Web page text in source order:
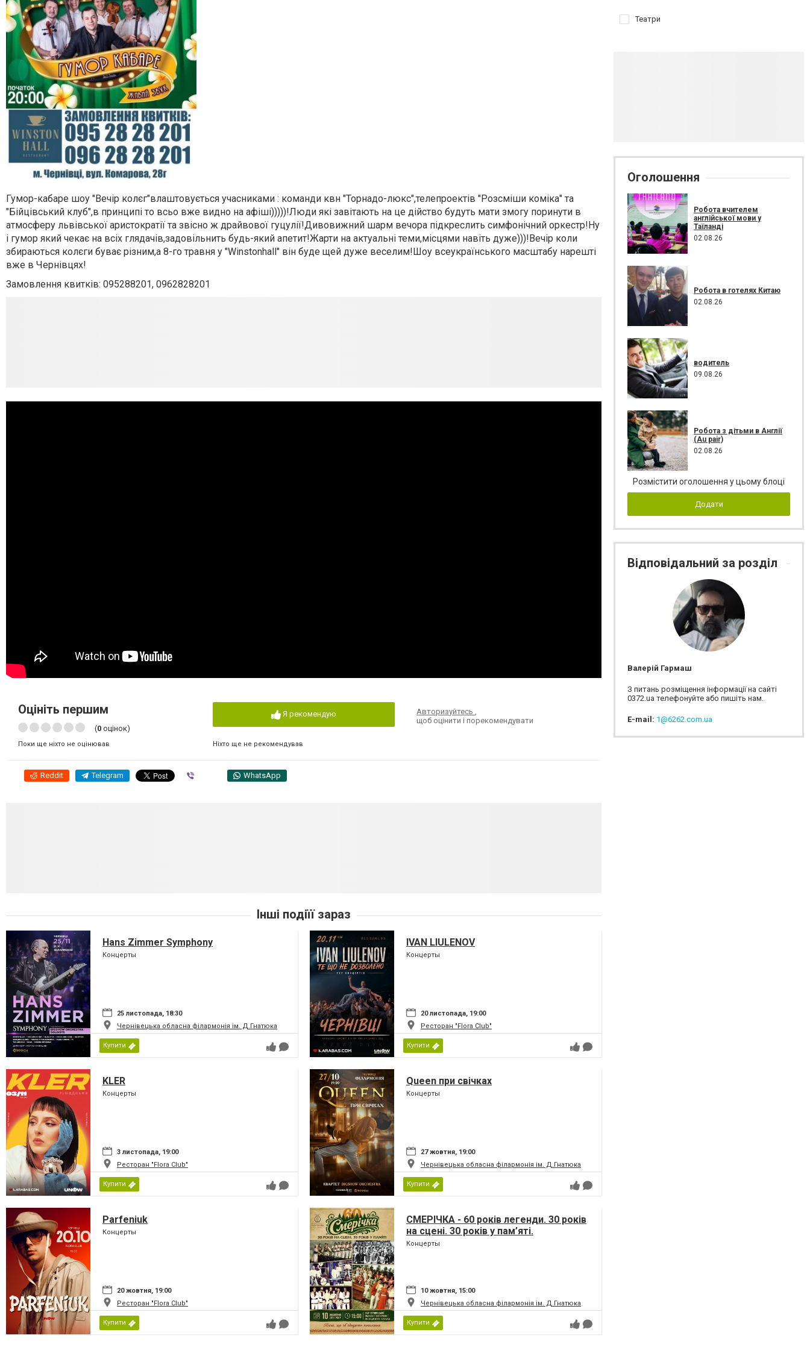
Гумор-кабаре шоу "Вечір колєг"влаштовується учасниками : команди квн "Торнадо-люкс",телепроектів "Розсміши коміка" та
"Бійцівський клуб",в принципі то всьо вже видно на афіші)))))!Люди які завітають на це дійство будуть мати змогу поринути в
атмосферу львівської аристократії та звісно ж драйвової гуцулії!Дивовижний шарм вечора підкреслить симфонічний оркестр!Ну
і гумор який чекає на всіх глядачів,задовільнить будь-який апетит!Жарти на актуальні теми,місцями навіть дуже)))!Вечір коли
збираються колєги буває різним,а 8-го травня у "Winstonhall" він буде щей дуже веселим!Шоу всеукраїнського масштабу нарешті
вже в Чернівцях!
Замовлення квитків: 095288201, 0962828201
Оцініть першим
(0 оцінок)
Поки ще ніхто не оцінював
Я рекомендую
Ніхто ще не рекомендував
Авторизуйтесь,
щоб оцінити і порекомендувати
Reddit Telegram WhatsApp
Інші подіїї зараз
Hans Zimmer Symphony
Концерты
25 листопада, 18:30
Чернівецька обласна філармонія ім. Д.Гнатюка
Купити
IVAN LIULENOV
Концерты
20 листопада, 19:00
Ресторан "Flora Club"
Купити
KLER
Концерты
3 листопада, 19:00
Ресторан "Flora Club"
Купити
Queen при свічках
Концерты
27 жовтня, 19:00
Чернівецька обласна філармонія ім. Д.Гнатюка
Купити
Parfeniuk
Концерты
20 жовтня, 19:00
Ресторан "Flora Club"
Купити
СМЕРІЧКА - 60 років легенди. 30 років
на сцені. 30 років у пам’яті.
Концерты
10 жовтня, 15:00
Чернівецька обласна філармонія ім. Д.Гнатюка
Купити
Театри
Оголошення
Робота вчителем
англійської мови у
Таїланді
02.08.26
Робота в готелях Китаю
02.08.26
водитель
09.08.26
Робота з дітьми в Англії
(Au pair)
02.08.26
Розмістити оголошення у цьому блоці
Додати
Відповідальний за розділ
Валерій Гармаш
З питань розміщення інформації на сайті
0372.ua телефонуйте або пишіть нам.
E-mail: 1@6262.com.ua